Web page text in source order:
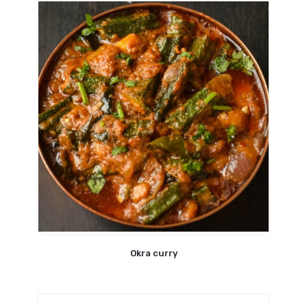
Okra curry